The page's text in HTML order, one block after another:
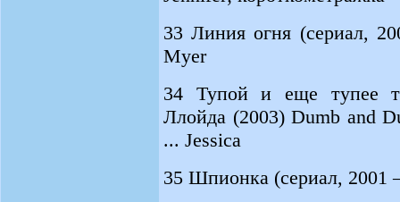
33 Линия огня (сериал,
Myer
34 Тупой и еще тупее
Ллойда (2003) Dumb and
... Jessica
35 Шпионка (сериал, 2001